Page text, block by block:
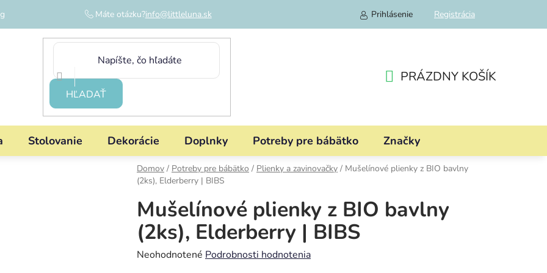
Máte otázku?info@littleluna.sk Prihlásenie Registrácia
HĽADAŤ
KOŠÍK
PRÁZDNY KOŠÍK
Stolovanie Dekorácie Doplnky Potreby pre bábätko Značky
Domov / Potreby pre bábätko / Plienky a zavinovačky / Mušelínové plienky z BIO bavlny
(2ks), Elderberry | BIBS
Mušelínové plienky z BIO bavlny
(2ks), Elderberry | BIBS
Priemerné
Neohodnotené Podrobnosti hodnotenia